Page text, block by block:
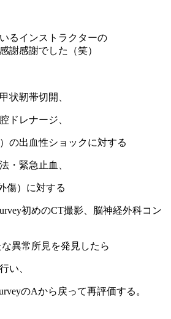
るインストラクターの
謝感謝でした（笑）
状靭帯切開、
ドレナージ、
の出血性ショックに対する
・緊急止血、
傷）に対する
初めのCT撮影、脳神経外科コン
異常所見を発見したら
い、
のAから戻って再評価する。